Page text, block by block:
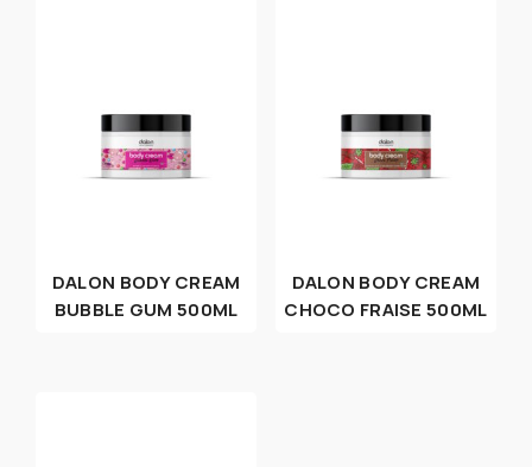
DALON BODY CREAM
BUBBLE GUM 500ML
DALON BODY CREAM
CHOCO FRAISE 500ML